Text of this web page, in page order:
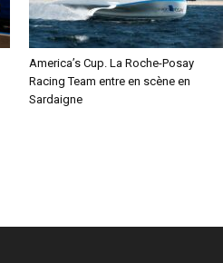
America’s Cup. La Roche-Posay
Racing Team entre en scène en
Sardaigne